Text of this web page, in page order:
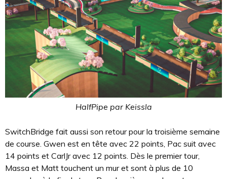
HalfPipe par Keissla
SwitchBridge fait aussi son retour pour la troisième semaine
de course. Gwen est en tête avec 22 points, Pac suit avec
14 points et CarlJr avec 12 points. Dès le premier tour,
Massa et Matt touchent un mur et sont à plus de 10